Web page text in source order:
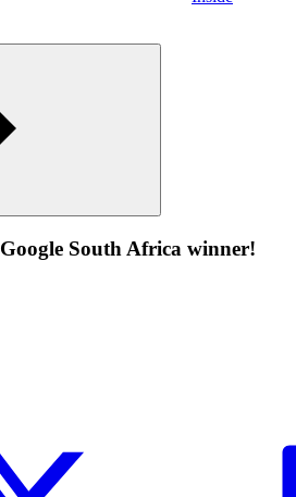
South Africa winner!